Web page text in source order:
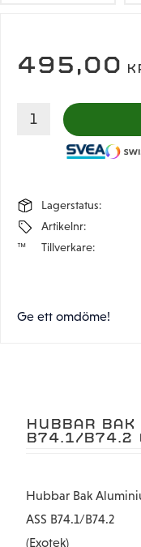
495,00
Lagerstatus
Artikelnr
Tillverkare
Ge ett omdöme!
HUBBAR BAK
B74.1/B74.2
Hubbar Bak
ASS B74.1/B74.2
(Exotek)